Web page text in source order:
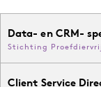
Data- en CRM-
Stichting
Client Service